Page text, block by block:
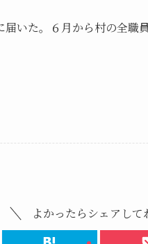
いた。６月から村の全職
よかったらシェアして